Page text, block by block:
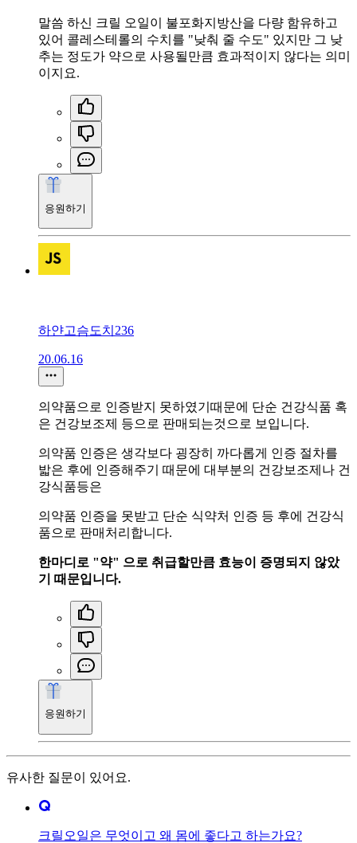
말씀 하신 크릴 오일이 불포화지방산을 다량 함유하고
있어 콜레스테롤의 수치를 "낮춰 줄 수도" 있지만 그 낮
추는 정도가 약으로 사용될만큼 효과적이지 않다는 의미
이지요.
응원하기
하얀고슴도치236
20.06.16
의약품으로 인증받지 못하였기때문에 단순 건강식품 혹
은 건강보조제 등으로 판매되는것으로 보입니다.
의약품 인증은 생각보다 굉장히 까다롭게 인증 절차를
밟은 후에 인증해주기 때문에 대부분의 건강보조제나 건
강식품등은
의약품 인증을 못받고 단순 식약처 인증 등 후에 건강식
품으로 판매처리합니다.
한마디로 "약" 으로 취급할만큼 효능이 증명되지 않았
기 때문입니다.
응원하기
유사한 질문이 있어요.
크릴오일은 무엇이고 왜 몸에 좋다고 하는가요?